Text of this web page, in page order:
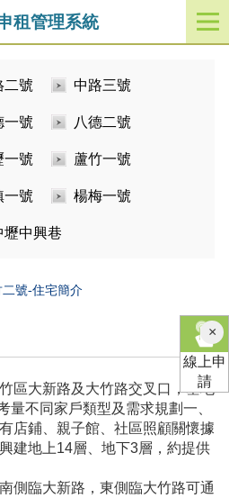
租管理系統
開
啟
二號 中路三號
一號 八德二號
一號 蘆竹一號
一號 楊梅一號
壢中興巷
二號-住宅簡介
區大新路及大竹路交叉口，基地
量不同家戶類型及需求規劃一、
店鋪、親子館、社區照顧關懷據
建地上14層、地下3層，約提供
側臨大新路，東側臨大竹路可通
×關
閉
線上申
請